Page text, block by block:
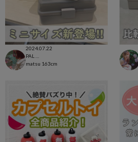
2024.07.22
matsu 163cm